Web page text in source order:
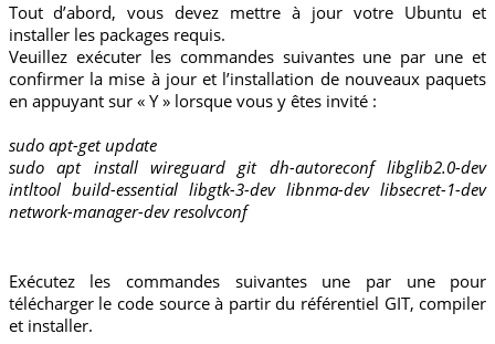
Tout d’abord, vous devez mettre à jour votre Ubuntu et
installer les packages requis.
Veuillez exécuter les commandes suivantes une par une et
confirmer la mise à jour et l’installation de nouveaux paquets
en appuyant sur « Y » lorsque vous y êtes invité :
sudo apt-get update
sudo apt install wireguard git dh-autoreconf libglib2.0-dev
intltool build-essential libgtk-3-dev libnma-dev libsecret-1-dev
network-manager-dev resolvconf
Exécutez les commandes suivantes une par une pour
télécharger le code source à partir du référentiel GIT, compiler
et installer.